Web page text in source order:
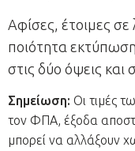
Αφίσες, έτοιμες σε
ποιότητα
στις δύο όψεις και
Σημείωση: Οι τιμές
τον ΦΠΑ, έξοδα
μπορεί να αλλάξουν